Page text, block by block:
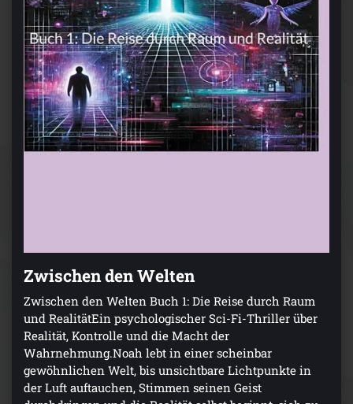
Zwischen den Welten
Zwischen den Welten Buch 1: Die Reise durch Raum
und RealitätEin psychologischer Sci-Fi-Thriller über
Realität, Kontrolle und die Macht der
Wahrnehmung.Noah lebt in einer scheinbar
gewöhnlichen Welt, bis unsichtbare Lichtpunkte in
der Luft auftauchen, Stimmen seinen Geist